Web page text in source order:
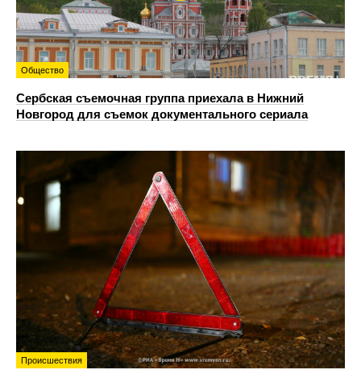
Общество
Сербская съемочная группа приехала в Нижний
Новгород для съемок документального сериала
Происшествия